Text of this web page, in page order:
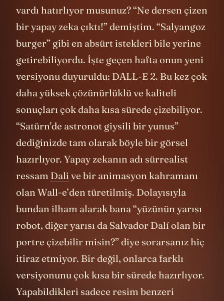
vardı hatırlıyor musunuz? “Ne dersen çizen
bir yapay zeka çıktı!” demiştim. “Salyangoz
burger” gibi en absürt istekleri bile yerine
getirebiliyordu. İşte geçen hafta onun yeni
versiyonu duyuruldu: DALL-E 2. Bu kez çok
daha yüksek çözünürlüklü ve kaliteli
sonuçları çok daha kısa sürede çizebiliyor.
“Satürn'de astronot giysili bir yunus”
dediğinizde tam olarak böyle bir görsel
hazırlıyor. Yapay zekanın adı sürrealist
ressam Dali ve bir animasyon kahramanı
olan Wall-e’den türetilmiş. Dolayısıyla
bundan ilham alarak bana “yüzünün yarısı
robot, diğer yarısı da Salvador Dalí olan bir
portre çizebilir misin?” diye sorarsanız hiç
itiraz etmiyor. Bir değil, onlarca farklı
versiyonunu çok kısa bir sürede hazırlıyor.
Yapabildikleri sadece resim benzeri